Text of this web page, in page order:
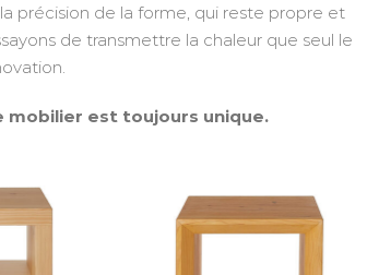
précision de la forme, qui reste propre et
de transmettre la chaleur que seul le
mobilier est toujours unique.